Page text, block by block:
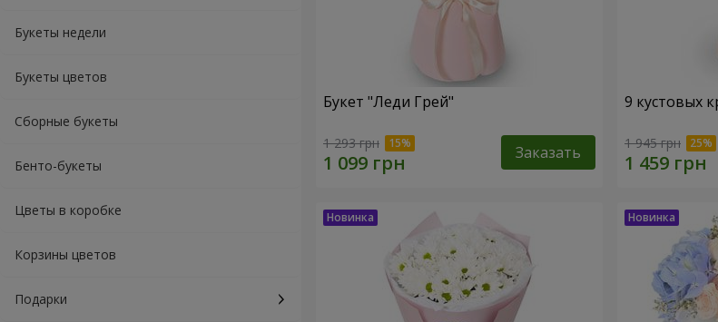
Букеты недели
Букеты цветов
Сборные букеты
Бенто-букеты
Цветы в коробке
Корзины цветов
Подарки
Букет "Леди Грей"
1 293 грн Заказать
9 кустовых
1 945 грн